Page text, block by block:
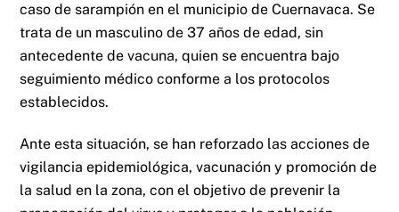
caso de sarampión en el municipio de Cuernavaca. Se
trata de un masculino de 37 años de edad, sin
antecedente de vacuna, quien se encuentra bajo
seguimiento médico conforme a los protocolos
establecidos.
Ante esta situación, se han reforzado las acciones de
vigilancia epidemiológica, vacunación y promoción de
la salud en la zona, con el objetivo de prevenir la